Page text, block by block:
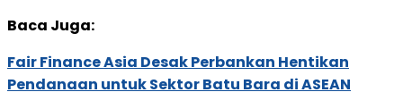
Baca Juga:
Fair Finance Asia Desak Perbankan Hentikan
Pendanaan untuk Sektor Batu Bara di ASEAN